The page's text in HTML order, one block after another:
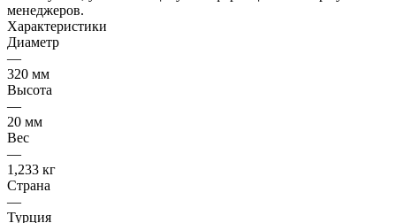
менеджеров.
Характеристики
Диаметр
—
320 мм
Высота
—
20 мм
Вес
—
1,233 кг
Страна
—
Турция